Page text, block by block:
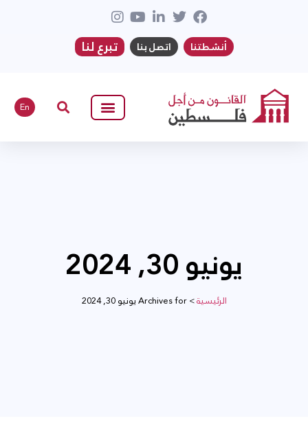
أنشطتنا اتصل بنا تبرع لنا
En
يونيو 30, 2024
الرئيسية>Archives for يونيو 30, 2024